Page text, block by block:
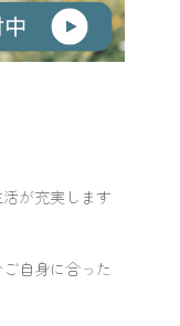
が充実します
自身に合った